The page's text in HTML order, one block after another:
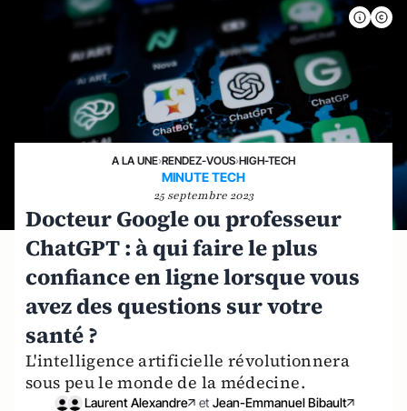
A LA UNE›RENDEZ-VOUS›HIGH-TECH
MINUTE TECH
25 septembre 2023
Docteur Google ou professeur
ChatGPT : à qui faire le plus
confiance en ligne lorsque vous
avez des questions sur votre
santé ?
L'intelligence artificielle révolutionnera
sous peu le monde de la médecine.
Laurent Alexandre et Jean-Emmanuel Bibault